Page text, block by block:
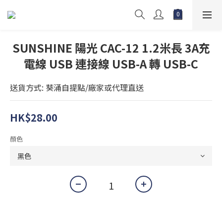
SUNSHINE 陽光 CAC-12 1.2米長 3A充
電線 USB 連接線 USB-A 轉 USB-C
送貨方式: 葵涌自提點/廠家或代理直送
HK$28.00
顏色